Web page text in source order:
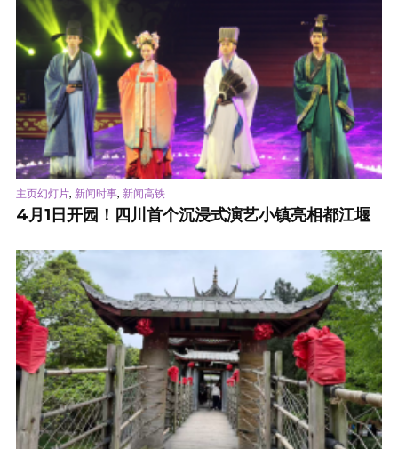
主页幻灯片, 新闻时事, 新闻高铁
4月1日开园！四川首个沉浸式演艺小镇亮相都江堰